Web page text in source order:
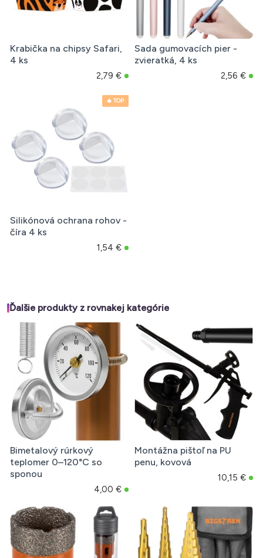
Krabička na chipsy Safari,
4 ks
2,79 €
Sada gumovacích pier -
zvieratká, 4 ks
2,56 €
🔥 TOP
Silikónová ochrana rohov -
číra 4 ks
1,54 €
Ďalšie produkty z rovnakej kategórie
Bimetalový rúrkový
teplomer 0–120°C so
sponou
4,00 €
Montážna pištoľ na PU
penu, kovová
10,15 €